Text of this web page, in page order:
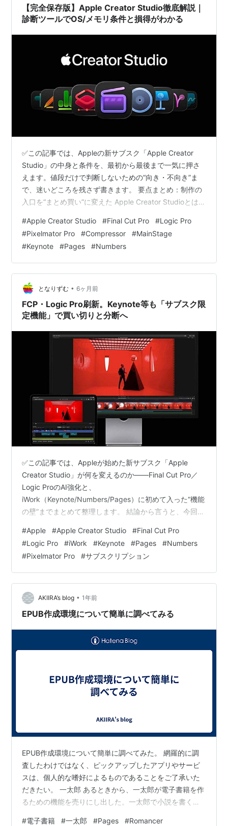
【完全保存版】Apple Creator Studio徹底解説｜
診断ツールでOS/メモリ条件と損得がわかる
✅この記事では、Appleの新サブスク「Apple Creator
Studio」の中身と条件を、最初から最後まで一気に押さ
えます。値段だけで判断しないための“向き・不向き”ま
で、迷いどころを残さず書きます。 要点まとめ：制作の
入口を“まとめ買い”に変えた Apple Creator Studioとは：
月現在） アプリ別にできること：映像・音楽・画像・プ
レゼンの役割分担 映像：Final Cut Pro ＋ Motion ＋
Compressor 音楽：Logic Pro ＋ MainStage 画像：
Pixelmator Pro プレ…
#Apple Creator Studio #Final Cut Pro #Logic Pro
#Pixelmator Pro #Compressor #MainStage
#Keynote #Pages #Numbers
となりずむ • 6ヶ月前
FCP・Logic Pro刷新。Keynote等も「サブスク限
定機能」で買い切りと分断へ
✅この記事では、Appleが始めた新サブスク「Apple
Creator Studio」が何を変えるのか――Final Cut Pro／
Logic ProのAI強化と、
iWork（Keynote/Numbers/Pages）に初めて入った“機能
の壁”までまとめて整理します。 結論から言うと、今回の
ィブ戦略が“価格”と“体験”の両方で組み替わった出来事で
す。 要点まとめ：Appleは「プロの入口」と「無料の境
界線」を同時に動かした Apple Creator Studioとは：月
額1,780円で“制作一式”をまとめた Final Cut P…
#Apple #Apple Creator Studio #Final Cut Pro
#Logic Pro #iWork #Keynote #Pages #Numbers
#Pixelmator Pro #サブスクリプション
AKIIRA’s blog • 1年前
EPUB作成環境について簡単に調べてみる
EPUB作成環境について簡単に調べてみた。 網羅的に調
査したわけではなく、ピックアップしたアプリやサービ
スは、個人的な嗜好によるものであることをご了承いた
だきたい。 一太郎 あるときから、一太郎が電子書籍を作
るための機能を売りにし出した。一太郎で小説を書く作
#電子書籍 #一太郎 #Pages #Romancer